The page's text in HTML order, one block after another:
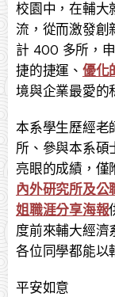
校園中，在輔大
流，從而激發創
計 400 多所，
捷的捷運、 優化
境與企業最愛的
本系學生歷經老
所、參與本系碩
亮眼的成績，僅
內外研究所及公
姐職涯分享海報
度前來輔大經濟
各位同學都能以
平安如意